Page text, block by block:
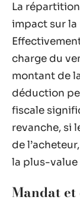
La répartition
impact sur
charge du
montant de
déduction
fiscale
revanche, si
de
la plus-
Mandat et